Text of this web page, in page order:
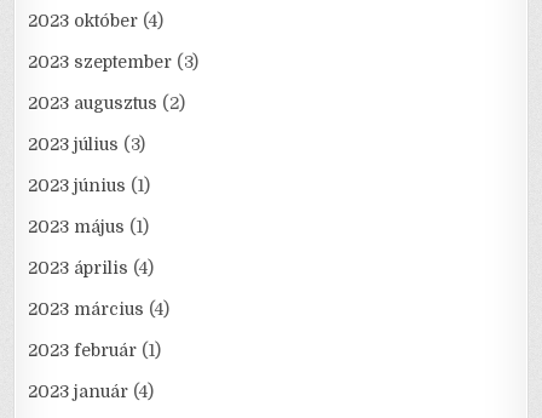
2023 október (4)
2023 szeptember (3)
2023 augusztus (2)
2023 július (3)
2023 június (1)
2023 május (1)
2023 április (4)
2023 március (4)
2023 február (1)
2023 január (4)